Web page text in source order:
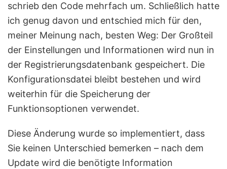
schrieb den Code mehrfach um. Schließlich hatte
ich genug davon und entschied mich für den,
meiner Meinung nach, besten Weg: Der Großteil
der Einstellungen und Informationen wird nun in
der Registrierungsdatenbank gespeichert. Die
Konfigurationsdatei bleibt bestehen und wird
weiterhin für die Speicherung der
Funktionsoptionen verwendet.
Diese Änderung wurde so implementiert, dass
Sie keinen Unterschied bemerken – nach dem
Update wird die benötigte Information